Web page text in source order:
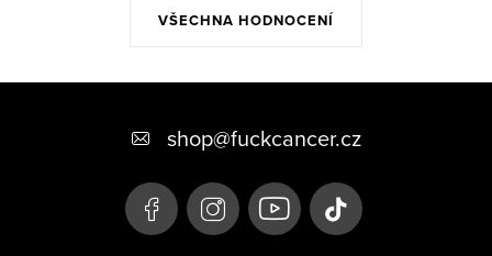
VŠECHNA HODNOCENÍ
shop@fuckcancer.cz